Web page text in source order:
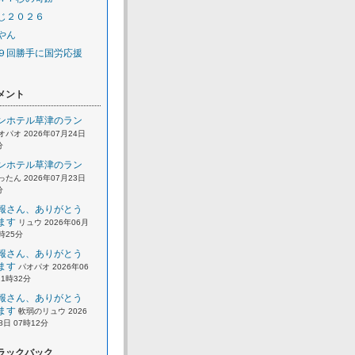
２０２６
ん
回勝手に国労応援
ント
ホテル草津のラン
パオ 2026年07月24日
ホテル草津のラン
たん 2026年07月23日
さん、ありがとう
す リュウ 2026年06月
25分
さん、ありがとう
す パオパオ 2026年06
時32分
さん、ありがとう
す 軟弱のリュウ 2026
日 07時12分
ックバック